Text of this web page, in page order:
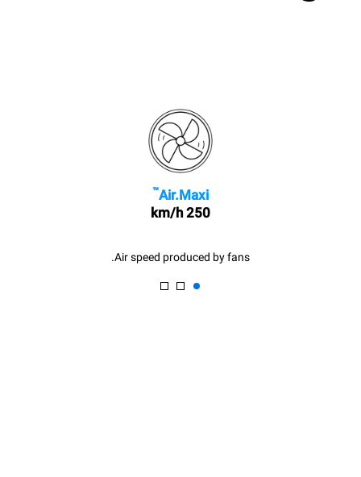
Air.Maxi
™
250 km/h
Air speed produced by fans.